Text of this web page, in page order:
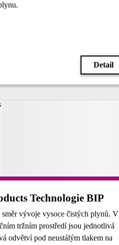
Detail
Technologie BIP
směr vývoje vysoce čistých plynů. V
tržním prostředí jsou jednotlivá
odvětví pod neustálým tlakem na